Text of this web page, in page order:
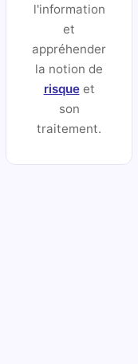
l'information
et
appréhender
la notion de
risqueet
son
traitement.